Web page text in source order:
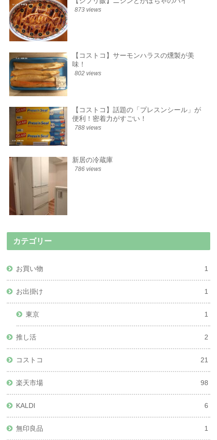
873 views
【コストコ】サーモンハラスの燻製が美
味！
802 views
【コストコ】話題の「プレスンシール」が
便利！密着力がすごい！
788 views
新居の冷蔵庫
786 views
カテゴリー
お買い物 1
お出掛け 1
東京 1
推し活 2
コストコ 21
楽天市場 98
KALDI 6
無印良品 1